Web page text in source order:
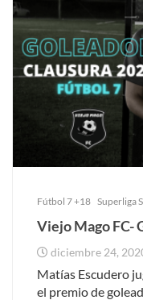
Fútbol 7 +18 Superliga
Viejo Mago FC-
diciembre 24,
Matías Escudero
el premio de